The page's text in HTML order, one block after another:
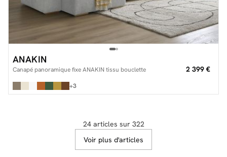
ANAKIN
Canapé panoramique fixe ANAKIN tissu bouclette 2 399 €
+3
24 articles sur 322
Voir plus d'articles